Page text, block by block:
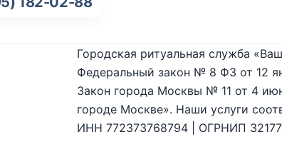
Городская ритуальная служба
Федеральный закон № 8 ФЗ от 12
Закон города Москвы № 11 от 4
городе Москве». Наши услуги
ИНН 772373768794 | ОГРНИП